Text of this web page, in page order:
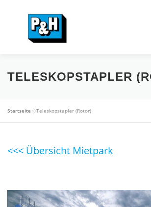
HOME VERKAUF MIETPARK
UNTERNEHMEN KONTAKT
TELESKOPSTAPLER
Startseite »Teleskopstapler (Rotor)
<<< Übersicht Mietpark